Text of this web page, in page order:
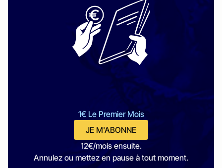
1€ Le Premier Mois
JE M'ABONNE
12€/mois ensuite.
Annulez ou mettez en pause à tout moment.